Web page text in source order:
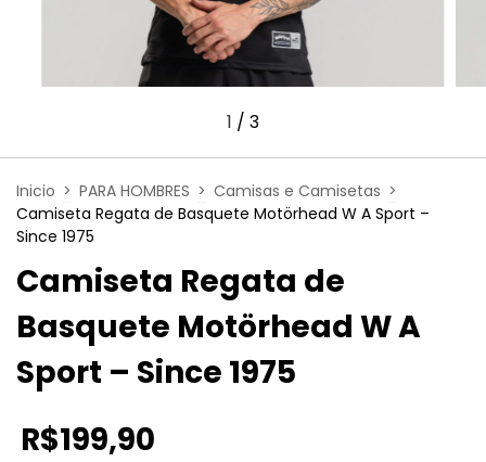
1 / 3
Inicio > PARA HOMBRES > Camisas e Camisetas >
Camiseta Regata de Basquete Motörhead W A Sport –
Since 1975
Camiseta Regata de
Basquete Motörhead W A
Sport – Since 1975
R$199,90